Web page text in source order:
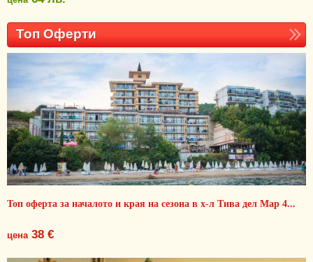
Топ Оферти
Топ оферта за началото и края на сезона в х-л Тива дел Мар 4...
цена38 €